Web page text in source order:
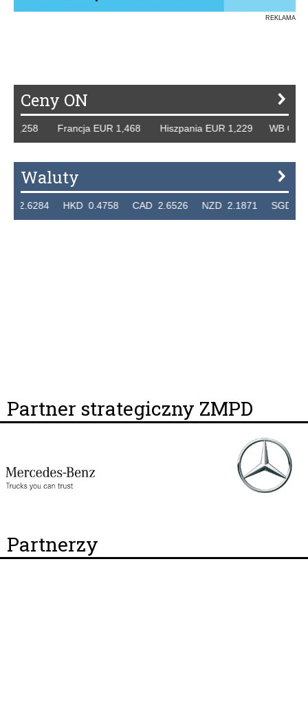
REKLAMA
Ceny ON
Francja EUR 1,468 Hiszpania EUR 1,229 WB GBP
Waluty
HKD 0.4758 CAD 2.6526 NZD 2.1871 SGD
Partner strategiczny ZMPD
Partnerzy